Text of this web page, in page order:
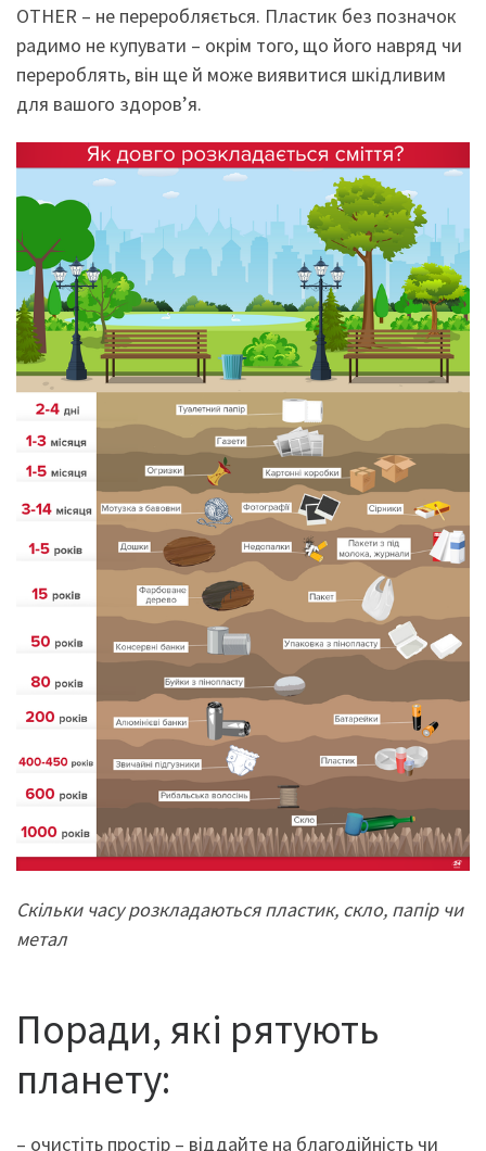
OTHER – не переробляється. Пластик без позначок
радимо не купувати – окрім того, що його навряд чи
перероблять, він ще й може виявитися шкідливим
для вашого здоров’я.
Скільки часу розкладаються пластик, скло, папір чи
метал
Поради, які рятують
планету:
– очистіть простір – віддайте на благодійність чи